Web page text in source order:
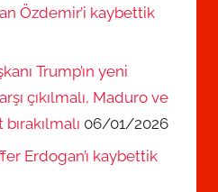
Özdemir’i kaybettik
Trump’ın yeni
çıkılmalı, Maduro ve
06/01/2026
Erdogan’ı kaybettik